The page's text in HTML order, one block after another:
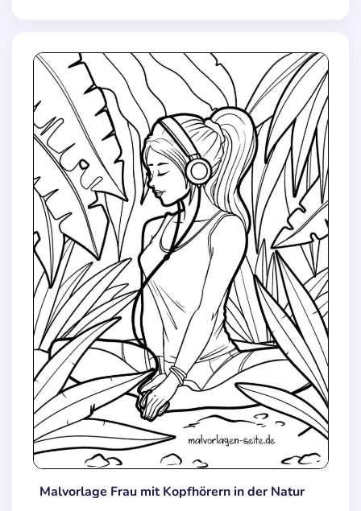
Malvorlage Frau mit Kopfhörern in der Natur